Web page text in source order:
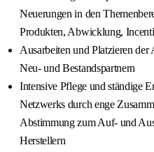
Neuerungen in den
Produkten, Abwicklung,
Ausarbeiten und Platzieren
Neu- und Bestandspartnern
Intensive Pflege und ständige
Netzwerks durch enge
Abstimmung zum Auf- und
Herstellern